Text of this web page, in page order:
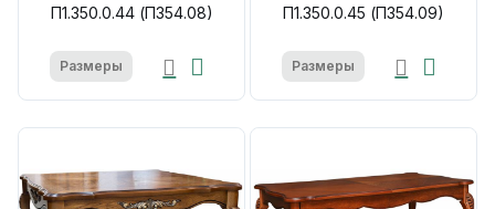
П1.350.0.44 (П354.08)
Размеры
П1.350.0.45 (П354.09)
Размеры